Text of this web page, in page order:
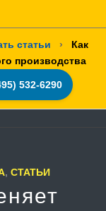
статьи ›
Как
производства
532-6290
, СТАТЬИ